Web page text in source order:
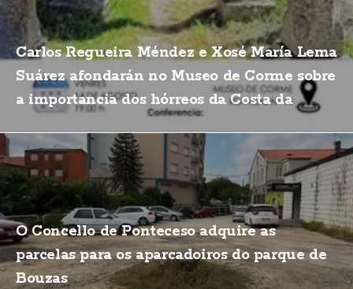
Carlos Regueira Méndez e Xosé María Lema
Suárez afondarán no Museo de Corme sobre
a importancia dos hórreos da Costa da
O Concello de Ponteceso adquire as
parcelas para os aparcadoiros do parque de
Bouzas